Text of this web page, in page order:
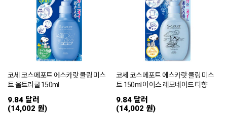
코세 코스메포트 에스카랏 쿨링 미스
트 울트라쿨 150ml
9.84 달러
(14,002 원)
코세 코스메포트 에스카랏 쿨링 미스
트 150ml 아이스 레모네이드 티향
9.84 달러
(14,002 원)